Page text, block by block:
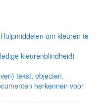
om kleuren te
kleurenblindheid)
tekst, objecten,
herkennen voor